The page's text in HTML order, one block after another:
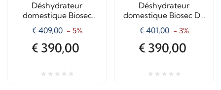
Déshydrateur
domestique Biosec
Silver B10-S en acier
inoxydable – 10 paniers
€ 409,00 - 5%
€ 390,00
Déshydrateur
domestique Biosec De
Luxe B6 en acier
inoxydable – 6 paniers
€ 401,00 - 3%
€ 390,00